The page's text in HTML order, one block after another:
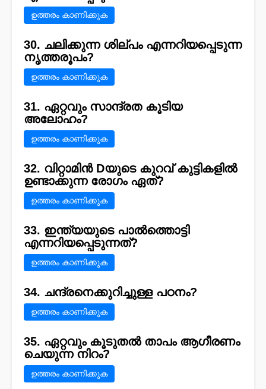
ഉത്തരം കാണിക്കുക
30. ചലിക്കുന്ന ശില്പം എന്നറിയപ്പെടുന്ന
നൃത്തരൂപം?
ഉത്തരം കാണിക്കുക
31. ഏറ്റവും സാന്ദ്രത കൂടിയ
അലോഹം?
ഉത്തരം കാണിക്കുക
32. വിറ്റാമിൻ Dയുടെ കുറവ് കുട്ടികളിൽ
ഉണ്ടാക്കുന്ന രോഗം ഏത്?
ഉത്തരം കാണിക്കുക
33. ഇന്ത്യയുടെ പാൽത്തൊട്ടി
എന്നറിയപ്പെടുന്നത്?
ഉത്തരം കാണിക്കുക
34. ചന്ദ്രനെക്കുറിച്ചുള്ള പഠനം?
ഉത്തരം കാണിക്കുക
35. ഏറ്റവും കൂടുതൽ താപം ആഗീരണം
ചെയുന്ന നിറം?
ഉത്തരം കാണിക്കുക